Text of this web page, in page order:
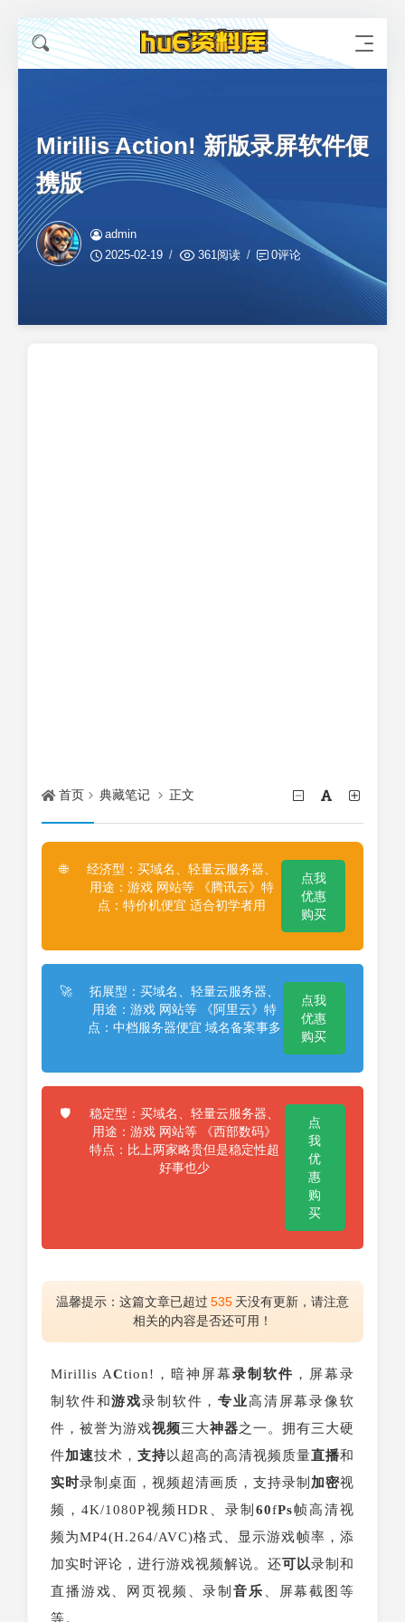
Mirillis Action! 新版录屏软件便
携版
admin
2025-02-19
361阅读 0评论
首页 典藏笔记 正文
🌐
经济型：买域名、轻量云服务器、
用途：游戏 网站等 《腾讯云》特
点：特价机便宜 适合初学者用
点我
优惠
购买
🚀
拓展型：买域名、轻量云服务器、
用途：游戏 网站等 《阿里云》特
点：中档服务器便宜 域名备案事多
点我
优惠
购买
🛡️
稳定型：买域名、轻量云服务器、
用途：游戏 网站等 《西部数码》
特点：比上两家略贵但是稳定性超
好事也少
点
我
优
惠
购
买
温馨提示：这篇文章已超过 535 天没有更新，请注意
相关的内容是否还可用！
Mirillis ACtion!，暗神屏幕录制 软件 ，屏幕录
制软件和游戏录制软件，专业高清屏幕录像软
件，被誉为游戏视频三大神器之一。拥有三大硬
件加速技术， 支持以超高的高清视频质量直播和
实时录制桌面，视频超清画质，支持录制 加密视
频，4K/1080P视频HDR、录制 60fPs帧高清视
频为MP4(H.264/AVC)格式、显示游戏帧率，添
加实时评论，进行游戏视频解说。还可以录制和
直播游戏、网页视频、录制音乐 、屏幕截图等
等。